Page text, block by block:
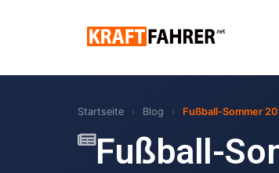
Startseite › Blog › Fußball-Sommer
Fußball-